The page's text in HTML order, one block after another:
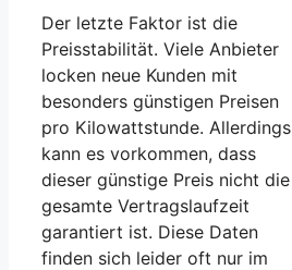
Der letzte Faktor ist die
Preisstabilität. Viele Anbieter
locken neue Kunden mit
besonders günstigen Preisen
pro Kilowattstunde. Allerdings
kann es vorkommen, dass
dieser günstige Preis nicht die
gesamte Vertragslaufzeit
garantiert ist. Diese Daten
finden sich leider oft nur im